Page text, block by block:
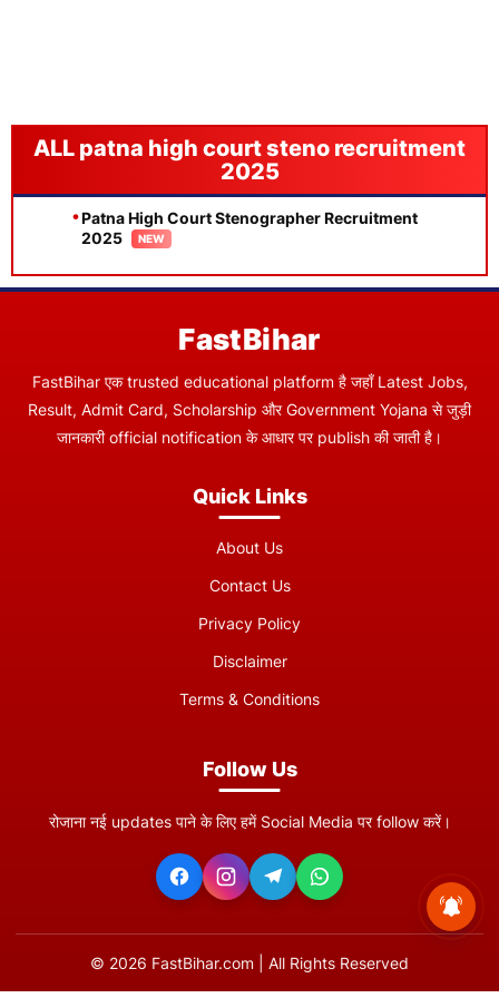
patna high court steno recruitment
2025
Patna High Court Stenographer Recruitment
2025
FastBihar
FastBihar एक trusted educational platform है जहाँ Latest Jobs,
Result, Admit Card, Scholarship और Government Yojana से जुड़ी
जानकारी official notification के आधार पर publish की जाती है।
Quick Links
About Us
Contact Us
Privacy Policy
Disclaimer
Terms & Conditions
Follow Us
रोजाना नई updates पाने के लिए हमें Social Media पर follow करें।
© 2026 FastBihar.com | All Rights Reserved